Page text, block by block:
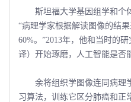
斯坦福大学基因组学和个体
“病理学家根据解读图像的结
60%。”2013年，他和当时的
译）开始琢磨，人工智能是否
余将组织学图像连同病理
习算法，训练它区分肺癌和正